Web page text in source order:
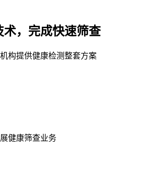
术，完成快速筛查
构提供健康检测整套方案
健康筛查业务